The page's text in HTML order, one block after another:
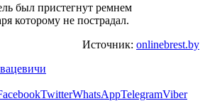
был пристегнут ремнем
которому не пострадал.
Источник: onlinebrest.by
TwitterWhatsAppTelegramViber